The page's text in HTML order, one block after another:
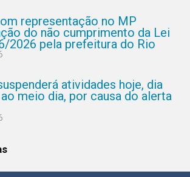
representação no MP
do não cumprimento da Lei
2026 pela prefeitura do Rio
atividades hoje, dia
meio dia, por causa do alerta